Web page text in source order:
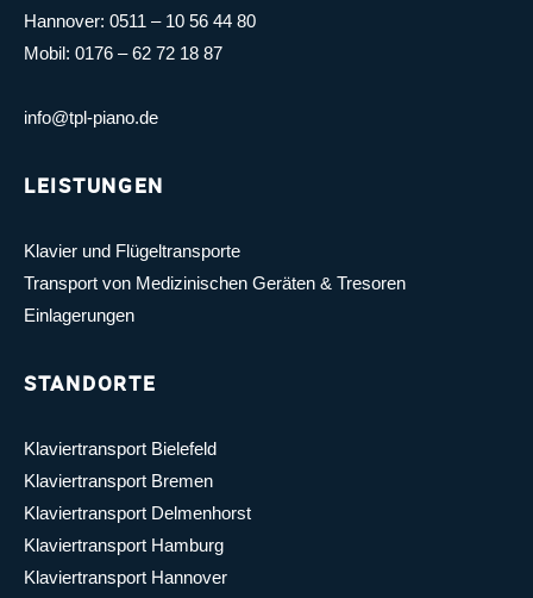
Hannover: 0511 – 10 56 44 80
Mobil: 0176 – 62 72 18 87
info@tpl-piano.de
LEISTUNGEN
Klavier und Flügeltransporte
Transport von Medizinischen Geräten & Tresoren
Einlagerungen
STANDORTE
Klaviertransport Bielefeld
Klaviertransport Bremen
Klaviertransport Delmenhorst
Klaviertransport Hamburg
Klaviertransport Hannover